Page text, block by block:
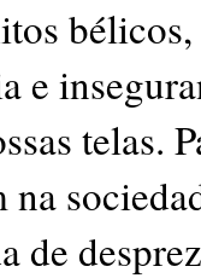
e
telas.
de